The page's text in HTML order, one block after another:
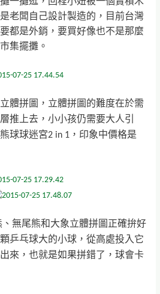
一攤逛，回程小妞被一個賣積木
老闆自己設計製造的，目前台灣
都是外銷，要買好像也不是那麼
集擺攤。
體拼圖，立體拼圖的難度在於需
推上去，小小孩仍需要大人引
球球迷宮2 in 1，印象中價格是
無尾熊和大象立體拼圖正確拚好
乒乓球大的小球，從高處投入它
來，也就是如果拼錯了，球會卡